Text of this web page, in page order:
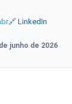
🔗 LinkedIn
junho de 2026